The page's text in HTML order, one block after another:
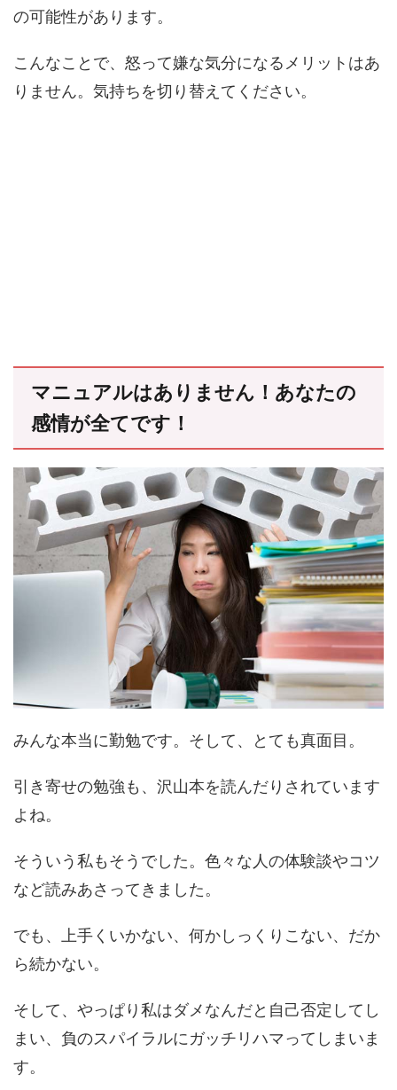
の可能性があります。
こんなことで、怒って嫌な気分になるメリットはあ
りません。気持ちを切り替えてください。
マニュアルはありません！あなたの
感情が全てです！
みんな本当に勤勉です。そして、とても真面目。
引き寄せの勉強も、沢山本を読んだりされています
よね。
そういう私もそうでした。色々な人の体験談やコツ
など読みあさってきました。
でも、上手くいかない、何かしっくりこない、だか
ら続かない。
そして、やっぱり私はダメなんだと自己否定してし
まい、負のスパイラルにガッチリハマってしまいま
す。